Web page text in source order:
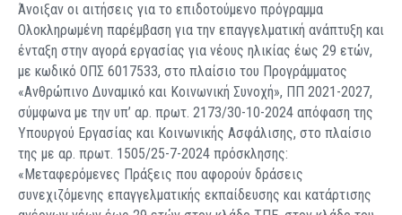
Άνοιξαν οι αιτήσεις για το επιδοτούμενο πρόγραμμα
Ολοκληρωμένη παρέμβαση για την επαγγελματική ανάπτυξη και
ένταξη στην αγορά εργασίας για νέους ηλικίας έως 29 ετών,
με κωδικό ΟΠΣ 6017533, στο πλαίσιο του Προγράμματος
«Ανθρώπινο Δυναμικό και Κοινωνική Συνοχή», ΠΠ 2021-2027,
σύμφωνα με την υπ’ αρ. πρωτ. 2173/30-10-2024 απόφαση της
Υπουργού Εργασίας και Κοινωνικής Ασφάλισης, στο πλαίσιο
της με αρ. πρωτ. 1505/25-7-2024 πρόσκλησης:
«Μεταφερόμενες Πράξεις που αφορούν δράσεις
συνεχιζόμενης επαγγελματικής εκπαίδευσης και κατάρτισης